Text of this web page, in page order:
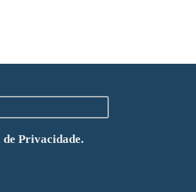
Privacidade.